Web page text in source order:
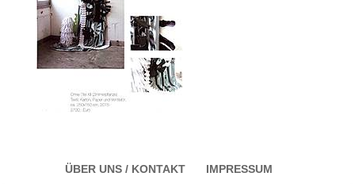
ÜBER UNS / KONTAKT
IMPRESSUM